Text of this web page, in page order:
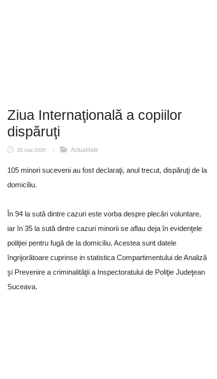
Ziua Internaţională a copiilor
dispăruţi
26 mai 2009 / Actualitate
105 minori suceveni au fost declaraţi, anul trecut, dispăruţi de la
domiciliu.
În 94 la sută dintre cazuri este vorba despre plecări voluntare,
iar în 35 la sută dintre cazuri minorii se aflau deja în evidenţele
poliţiei pentru fugă de la domiciliu. Acestea sunt datele
îngrijorătoare cuprinse in statistica Compartimentului de Analiză
şi Prevenire a criminalităţii a Inspectoratului de Poliţie Judeţean
Suceava.